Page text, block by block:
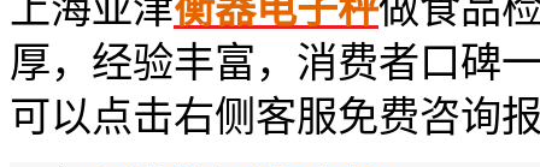
上海亚津衡器电子秤做食品
厚，经验丰富，消费者口碑
可以点击右侧客服免费咨询